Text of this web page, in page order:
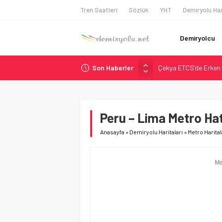
Tren Saatleri Sözlük YHT Demiryolu
Demiryolcu
Son Haberler
Çekya ETCS’de
České dráhy 101
Northern Railway
Madrid Atocha’da
Peru – Lima Metro
Anasayfa » Demiryolu Haritaları » Metro